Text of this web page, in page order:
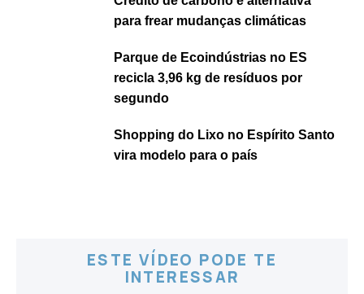
para frear mudanças climáticas
Parque de Ecoindústrias no ES
recicla 3,96 kg de resíduos por
segundo
Shopping do Lixo no Espírito Santo
vira modelo para o país
ESTE VÍDEO PODE TE
INTERESSAR